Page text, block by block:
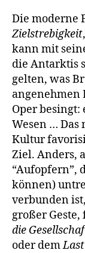
Die moderne
Zielstrebigkeit
kann mit
die Antarktis
gelten, was
angenehmen
Oper
Wesen …
Kultur
Ziel. Anders,
“Aufopfern”,
können)
verbunden
großer Geste,
die
oder dem